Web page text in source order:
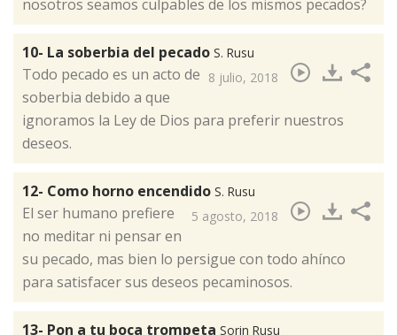
nosotros seamos culpables de los mismos pecados?​
10- La soberbia del pecado S. Rusu
8 julio, 2018
Todo pecado es un acto de
soberbia debido a que
ignoramos la Ley de Dios para preferir nuestros
deseos.​
12- Como horno encendido S. Rusu
5 agosto, 2018
El ser humano prefiere
no meditar ni pensar en
su pecado, mas bien lo persigue con todo ahínco
para satisfacer sus deseos pecaminosos.
13- Pon a tu boca trompeta Sorin Rusu